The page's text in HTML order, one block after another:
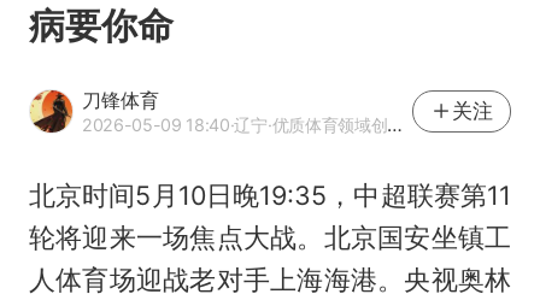
病要你命
刀锋体育
2026-05-09 18:40·辽宁·优质体育领域创作者
关注
北京时间5月10日晚19:35，中超联赛第11
轮将迎来一场焦点大战。北京国安坐镇工
人体育场迎战老对手上海海港。央视奥林